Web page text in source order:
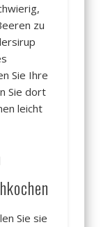
zu
Sie Ihre
Sie dort
leicht
Sie sie